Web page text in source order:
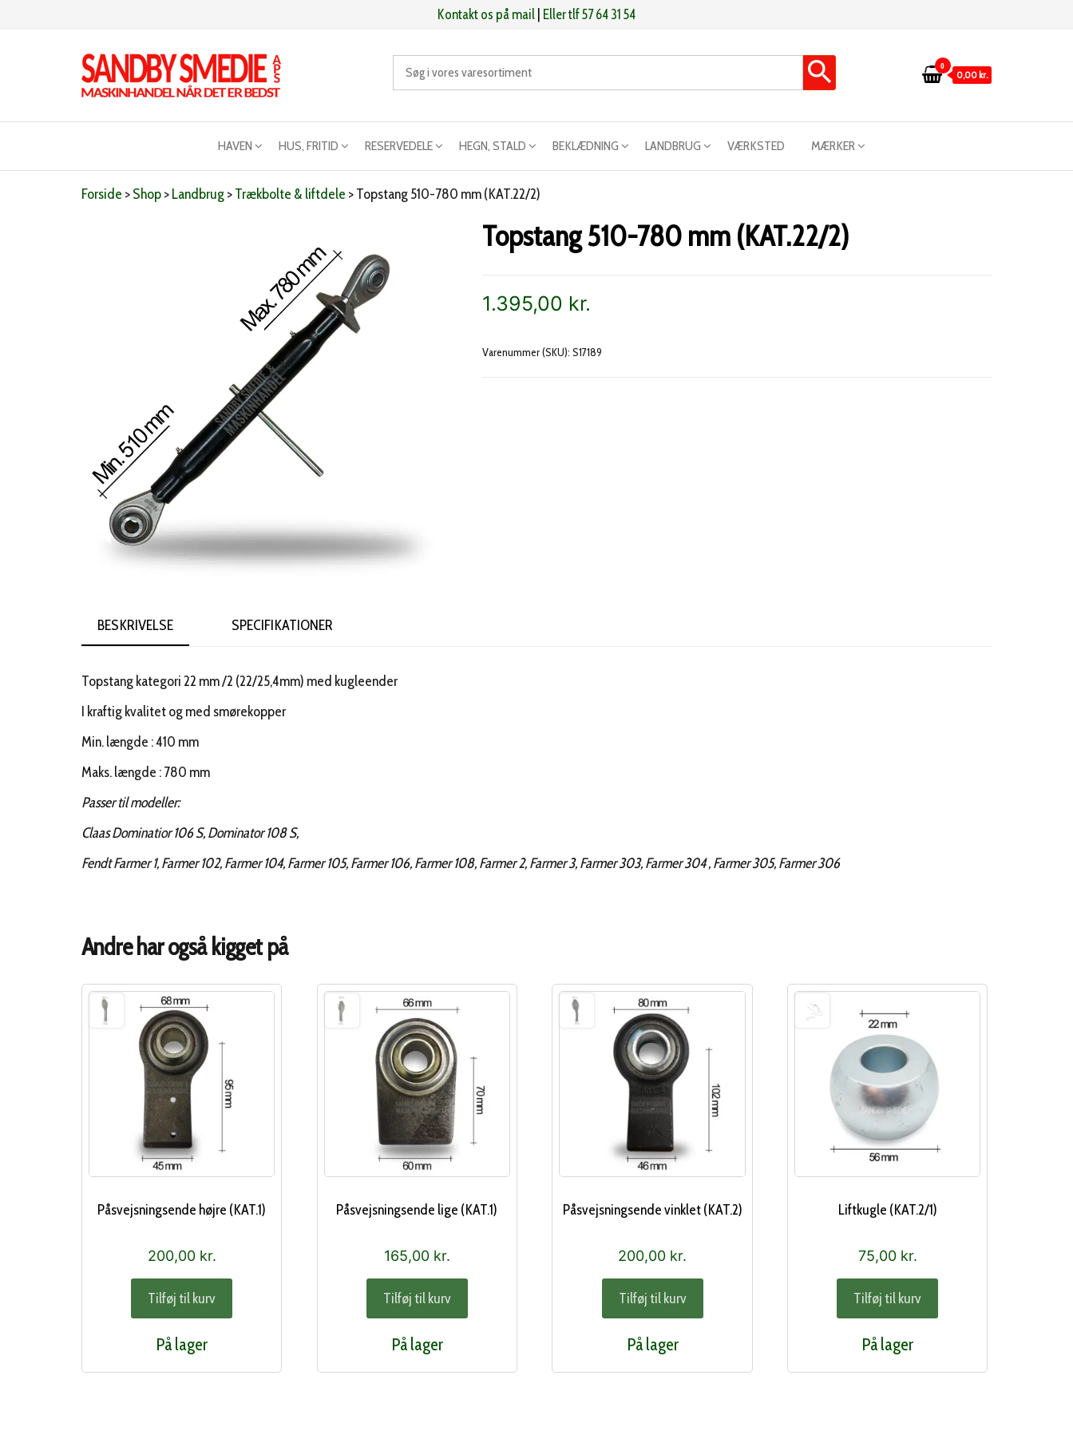
Kontakt os på mail Eller tlf 57 64 31 54
0
0,00 kr.
HAVEN HUS, FRITID RESERVEDELE HEGN, STALD BEKLÆDNING LANDBRUG VÆRKSTED MÆRKER
Forside >Shop>Landbrug>Trækbolte & liftdele >Topstang 510-780 mm (KAT.22/2)
Topstang 510-780 mm (KAT.22/2)
1.395,00 kr.
Varenummer (SKU): S17189
BESKRIVELSE SPECIFIKATIONER
Topstang kategori 22 mm /2 (22/25,4mm) med kugleender
I kraftig kvalitet og med smørekopper
Min. længde : 410 mm
Maks. længde : 780 mm
Passer til modeller:
Claas Dominatior 106 S, Dominator 108 S,
Fendt Farmer 1, Farmer 102, Farmer 104, Farmer 105, Farmer 106, Farmer 108, Farmer 2, Farmer 3, Farmer 303, Farmer 304 , Farmer 305, Farmer 306
Andre har også kigget på
Påsvejsningsende højre (KAT.1)
200,00 kr.
Tilføj til kurv
På lager
Påsvejsningsende lige (KAT.1)
165,00 kr.
Tilføj til kurv
På lager
Påsvejsningsende vinklet (KAT.2)
200,00 kr.
Tilføj til kurv
På lager
Liftkugle (KAT.2/1)
75,00 kr.
Tilføj til kurv
På lager